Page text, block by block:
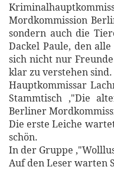
Mordkommission
sondern auch die
Dackel Paule, den
sich nicht nur
klar zu verstehen sind.
Hauptkommissar
Stammtisch ,"Die
Berliner
Die erste Leiche
schön.
In der Gruppe
Auf den Leser warten